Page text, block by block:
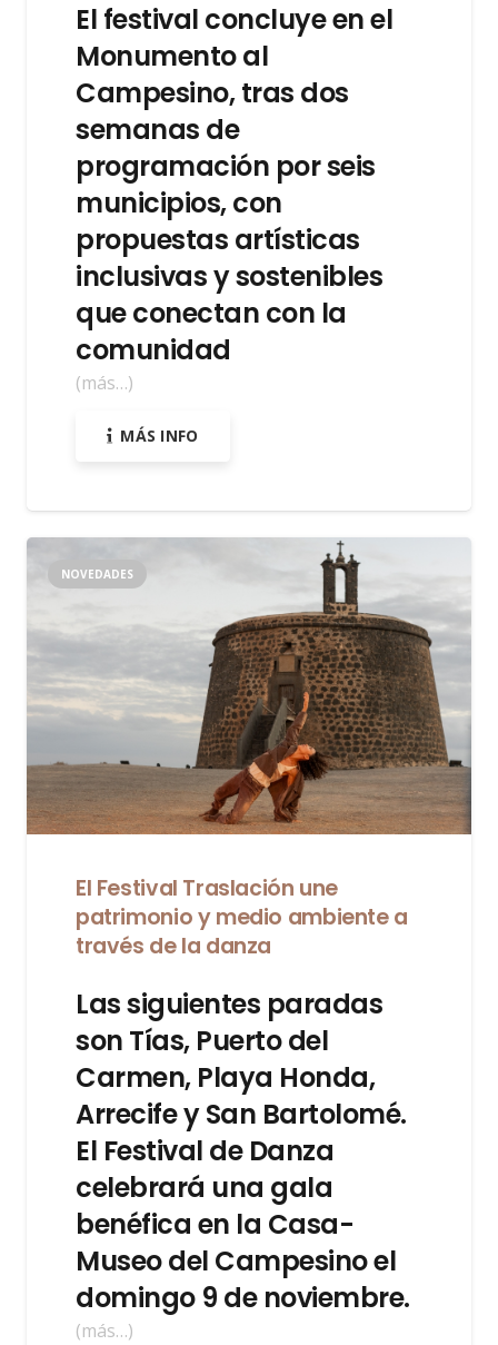
El festival concluye en el
Monumento al
Campesino, tras dos
semanas de
programación por seis
municipios, con
propuestas artísticas
inclusivas y sostenibles
que conectan con la
comunidad
(más…)
MÁS INFO
NOVEDADES
El Festival Traslación une
patrimonio y medio ambiente a
través de la danza
Las siguientes paradas
son Tías, Puerto del
Carmen, Playa Honda,
Arrecife y San Bartolomé.
El Festival de Danza
celebrará una gala
benéfica en la Casa-
Museo del Campesino el
domingo 9 de noviembre.
(más…)